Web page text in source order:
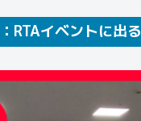
RTAイベントに出る